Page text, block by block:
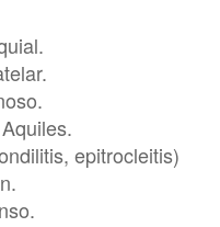
epitrocleitis)